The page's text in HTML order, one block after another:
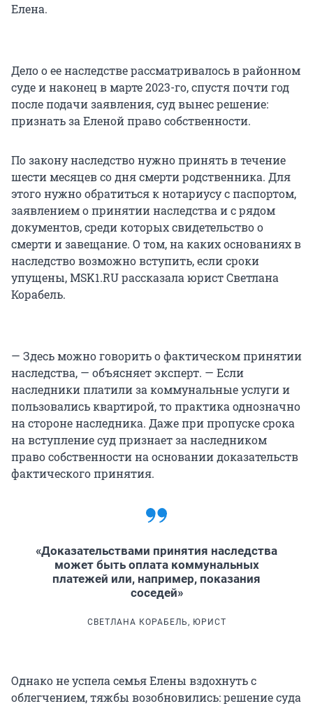
Елена.
Дело о ее наследстве рассматривалось в районном
суде и наконец в марте 2023-го, спустя почти год
после подачи заявления, суд вынес решение:
признать за Еленой право собственности.
По закону наследство нужно принять в течение
шести месяцев со дня смерти родственника. Для
этого нужно обратиться к нотариусу с паспортом,
заявлением о принятии наследства и с рядом
документов, среди которых свидетельство о
смерти и завещание. О том, на каких основаниях в
наследство возможно вступить, если сроки
упущены, MSK1.RU рассказала юрист Светлана
Корабель.
— Здесь можно говорить о фактическом принятии
наследства, — объясняет эксперт. — Если
наследники платили за коммунальные услуги и
пользовались квартирой, то практика однозначно
на стороне наследника. Даже при пропуске срока
на вступление суд признает за наследником
право собственности на основании доказательств
фактического принятия.
«Доказательствами принятия наследства
может быть оплата коммунальных
платежей или, например, показания
соседей»
СВЕТЛАНА КОРАБЕЛЬ, ЮРИСТ
Однако не успела семья Елены вздохнуть с
облегчением, тяжбы возобновились: решение суда